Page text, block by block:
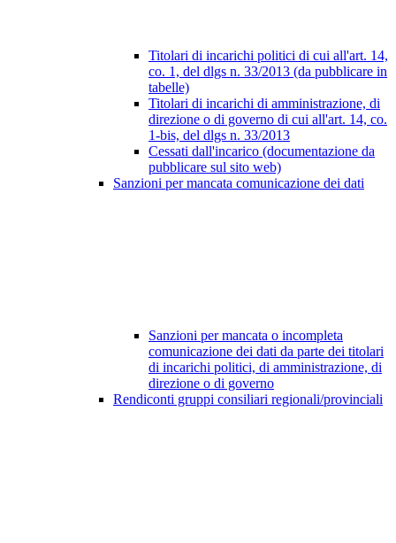
Titolari di incarichi politici di cui all'art. 14,
co. 1, del dlgs n. 33/2013 (da pubblicare in
tabelle)
Titolari di incarichi di amministrazione, di
direzione o di governo di cui all'art. 14, co.
1-bis, del dlgs n. 33/2013
Cessati dall'incarico (documentazione da
pubblicare sul sito web)
Sanzioni per mancata comunicazione dei dati
Sanzioni per mancata o incompleta
comunicazione dei dati da parte dei titolari
di incarichi politici, di amministrazione, di
direzione o di governo
Rendiconti gruppi consiliari regionali/provinciali